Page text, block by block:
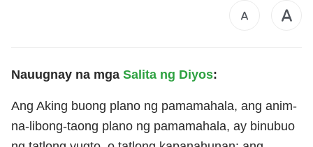
Nauugnay na mga Salita ng Diyos:
Ang Aking buong plano ng pamamahala, ang anim-
na-libong-taong plano ng pamamahala, ay binubuo